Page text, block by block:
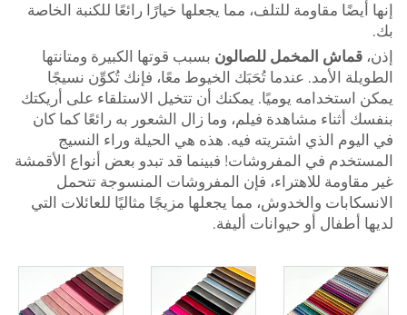
إنها أيضًا مقاومة للتلف، مما يجعلها خيارًا رائعًا للكنبة الخاصة
بك.
إذن، قماش المخمل للصالون بسبب قوتها الكبيرة ومتانتها
الطويلة الأمد. عندما تُحَبَك الخيوط معًا، فإنك تُكوِّن نسيجًا
يمكن استخدامه يوميًا. يمكنك أن تتخيل الاستلقاء على أريكتك
بنفسك أثناء مشاهدة فيلم، وما زال الشعور به رائعًا كما كان
في اليوم الذي اشتريته فيه. هذه هي الحيلة وراء النسيج
المستخدم في المفروشات! فبينما قد تبدو بعض أنواع الأقمشة
غير مقاومة للاهتراء، فإن المفروشات المنسوجة تتحمل
الانسكابات والخدوش، مما يجعلها مزيجًا مثاليًا للعائلات التي
لديها أطفال أو حيوانات أليفة.